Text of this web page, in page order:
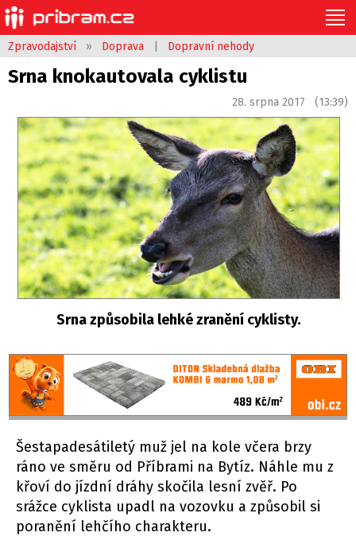
Zpravodajství » Doprava Dopravní nehody
Srna knokautovala cyklistu
28. srpna 2017 (13:39)
Srna způsobila lehké zranění cyklisty.
Šestapadesátiletý muž jel na kole včera brzy
ráno ve směru od Příbrami na Bytíz. Náhle mu z
křoví do jízdní dráhy skočila lesní zvěř. Po
srážce cyklista upadl na vozovku a způsobil si
poranění lehčího charakteru.